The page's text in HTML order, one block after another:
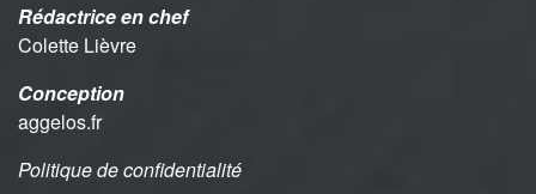
Rédactrice en chef
Colette Lièvre
Conception
aggelos.fr
Politique de confidentialité